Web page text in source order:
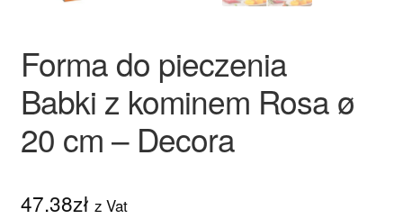
Forma do pieczenia
Babki z kominem Rosa ø
20 cm – Decora
47.38zł z Vat